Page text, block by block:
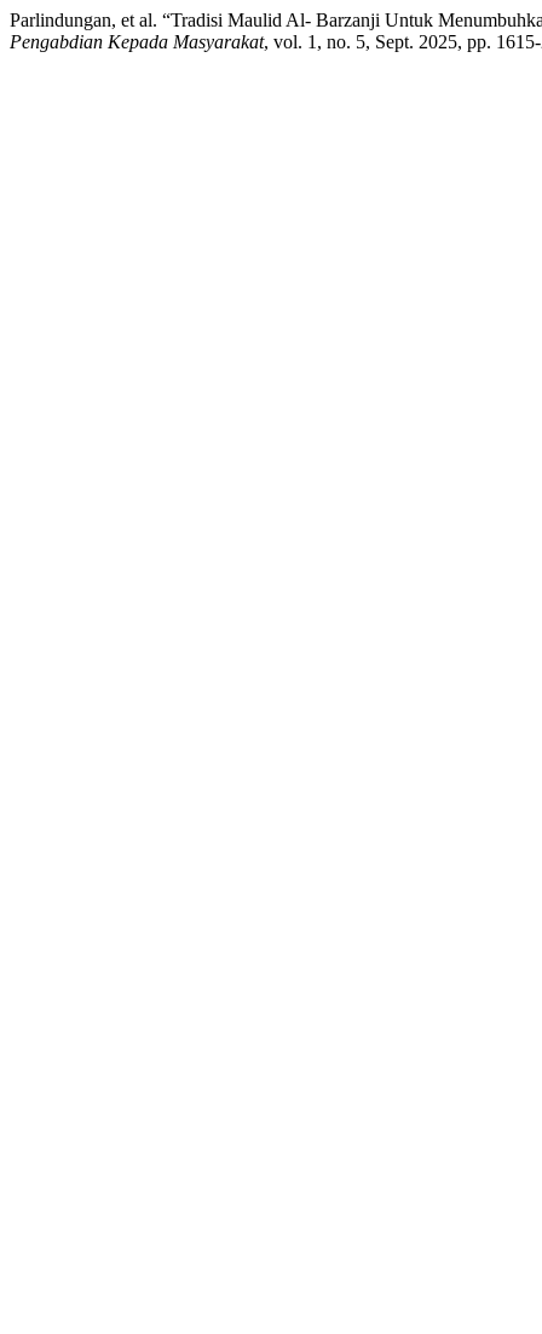
Parlindungan, et al. “Tradisi Maulid Al- Barzanji Untuk
Pengabdian Kepada Masyarakat, vol. 1, no. 5, Sept. 2025, pp.